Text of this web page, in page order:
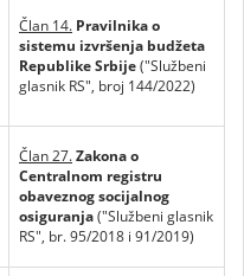
Član 14. Pravilnika o
sistemu izvršenja budžeta
Republike Srbije("Službeni
glasnik RS", broj 144/2022)
Član 27.Zakona o
Centralnom registru
obaveznog socijalnog
osiguranja("Službeni glasnik
RS", br. 95/2018 i 91/2019)